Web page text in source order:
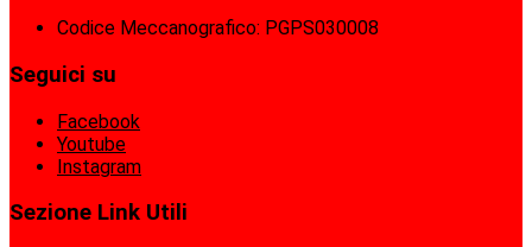
Codice Meccanografico: PGPS030008
Seguici su
Facebook
Youtube
Instagram
Sezione Link Utili